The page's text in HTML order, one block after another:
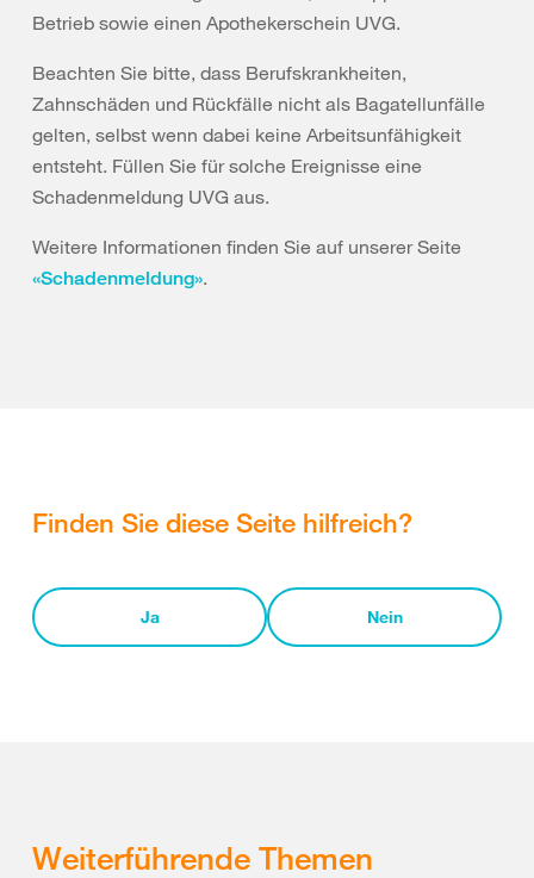
Betrieb sowie einen Apothekerschein UVG.
Beachten Sie bitte, dass Berufskrankheiten,
Zahnschäden und Rückfälle nicht als Bagatellunfälle
gelten, selbst wenn dabei keine Arbeitsunfähigkeit
entsteht. Füllen Sie für solche Ereignisse eine
Schadenmeldung UVG aus.
Weitere Informationen finden Sie auf unserer Seite
«Schadenmeldung».
Finden Sie diese Seite hilfreich?
Ja Nein
Weiterführende Themen